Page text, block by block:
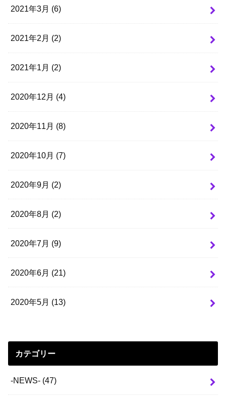
2021年3月 (6)
2021年2月 (2)
2021年1月 (2)
2020年12月 (4)
2020年11月 (8)
2020年10月 (7)
2020年9月 (2)
2020年8月 (2)
2020年7月 (9)
2020年6月 (21)
2020年5月 (13)
カテゴリー
-NEWS- (47)